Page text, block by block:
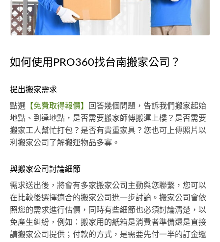
如何使用PRO360找台南搬家公司？
提出搬家需求
點選 【免費取得報價】
回答幾個問題，告訴我們搬家起始
地點、到達地點，是否需要搬家師傅搬運上樓？是否需要
搬家工人幫忙打包？是否有貴重家具？您也可上傳照片以
利搬家公司了解搬運物品多寡。
與搬家公司討論細節
需求送出後，將會有多家搬家公司主動與您聯繫，您可以
在比較後選擇適合的搬家公司進一步討論。搬家公司會依
照您的需求進行估價，同時有些細節也必須討論清楚，以
免產生糾紛，例如：搬家用的紙箱是消費者準備還是直接
請搬家公司提供；付款的方式，是需要先付一半的訂金還